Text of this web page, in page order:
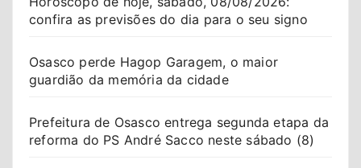
confira as previsões do dia para o seu signo
Osasco perde Hagop Garagem, o maior
guardião da memória da cidade
Prefeitura de Osasco entrega segunda etapa da
reforma do PS André Sacco neste sábado (8)